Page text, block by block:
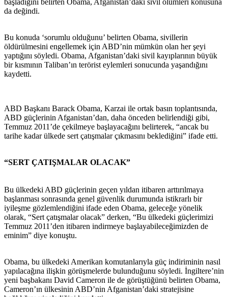
da değindi.
Bu konuda ‘sorumlu olduğunu’ belirten Obama, sivillerin
öldürülmesini engellemek için ABD’nin mümkün olan her şeyi
yaptığını söyledi. Obama, Afganistan’daki sivil kayıplarının büyük
bir kısmının Taliban’ın terörist eylemleri sonucunda yaşandığını
kaydetti.
ABD Başkanı Barack Obama, Karzai ile ortak basın toplantısında,
ABD güçlerinin Afganistan’dan, daha önceden belirlendiği gibi,
Temmuz 2011’de çekilmeye başlayacağını belirterek, “ancak bu
tarihe kadar ülkede sert çatışmalar çıkmasını beklediğini” ifade etti.
“SERT ÇATIŞMALAR OLACAK”
Bu ülkedeki ABD güçlerinin geçen yıldan itibaren arttırılmaya
başlanması sonrasında genel güvenlik durumunda istikrarlı bir
iyileşme gözlemlendiğini ifade eden Obama, geleceğe yönelik
olarak, “Sert çatışmalar olacak” derken, “Bu ülkedeki güçlerimizi
Temmuz 2011’den itibaren indirmeye başlayabileceğimizden de
eminim” diye konuştu.
Obama, bu ülkedeki Amerikan komutanlarıyla güç indiriminin nasıl
yapılacağına ilişkin görüşmelerde bulunduğunu söyledi. İngiltere’nin
yeni başbakanı David Cameron ile de görüştüğünü belirten Obama,
Cameron’ın ülkesinin ABD’nin Afganistan’daki stratejisine